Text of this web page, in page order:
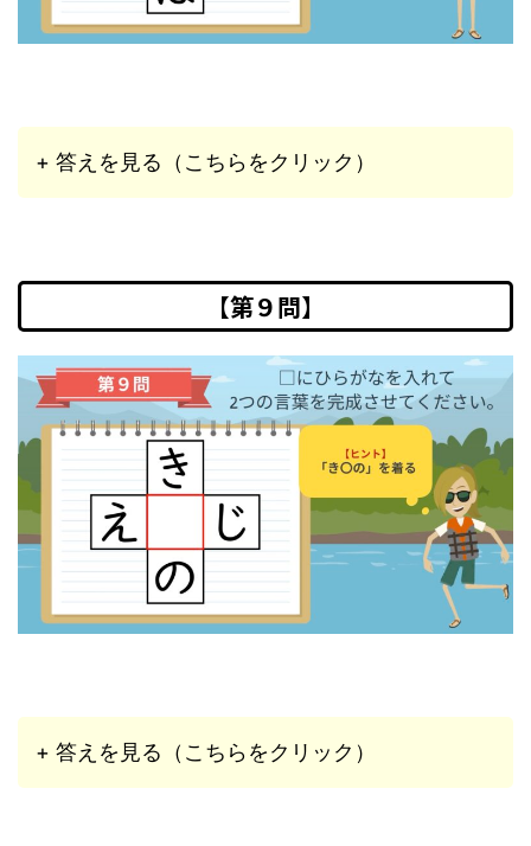
+ 答えを見る（こちらをクリック）
【第９問】
+ 答えを見る（こちらをクリック）